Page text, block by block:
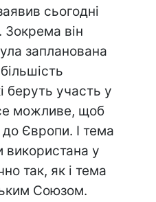
сьогодні
Зокрема він
запланована
беруть участь у
можливе, щоб
Європи. І тема
у
так, як і тема
Союзом.